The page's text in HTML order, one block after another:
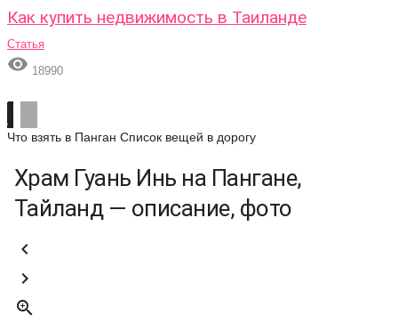
Как купить недвижимость в Таиланде
Статья
 18990
Что взять в Панган Список вещей в дорогу
Храм Гуань Инь на Пангане,
Тайланд — описание, фото


